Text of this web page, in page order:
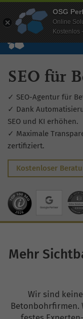
Wissen Free
SEO für
✓ SEO-Agentur für
✓ Dank
SEO und KI erhöhen.
✓ Maximale
zertifiziert.
Kostenloser
Mehr
Wir sind
Betonbohrfirmen.
OSG
Online
Kostenlos